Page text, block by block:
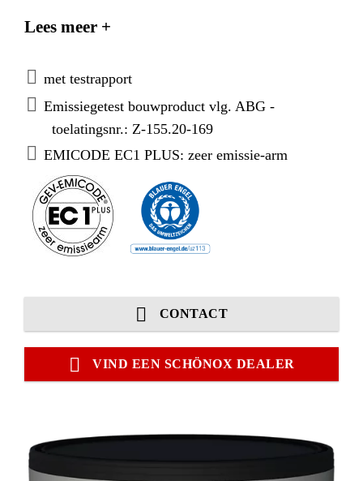
tot 120 minuten door warmte worden geactiveerd.
Lees meer +
met testrapport
Emissiegetest bouwproduct vlg. ABG -
toelatingsnr.: Z-155.20-169
EMICODE EC1 PLUS: zeer emissie-arm
CONTACT
VIND EEN SCHÖNOX DEALER